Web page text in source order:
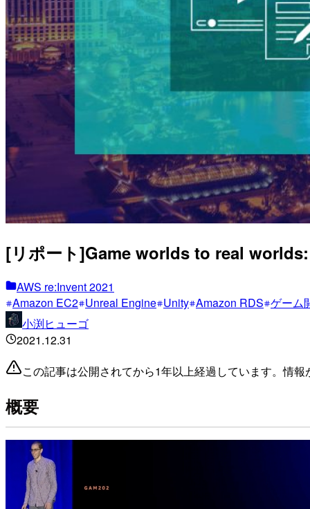
[リポート]Game worlds to real
AWS re:Invent 2021
Amazon EC2 Unreal Engine Unity Amazon RDS ゲーム
小渕ヒューゴ
2021.12.31
この記事は公開されてから1年以上経過しています。情
概要